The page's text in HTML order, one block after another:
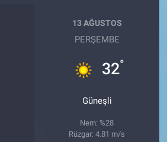
13 AĞUSTOS
PERŞEMBE
32°
Güneşli
Nem: %28
Rüzgar: 4.81 m/s